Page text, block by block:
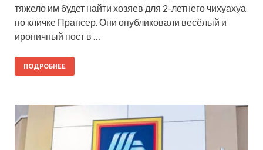
тяжело им будет найти хозяев для 2-летнего чихуахуа
по кличке Прансер. Они опубликовали весёлый и
ироничный пост в …
ПОДРОБНЕЕ